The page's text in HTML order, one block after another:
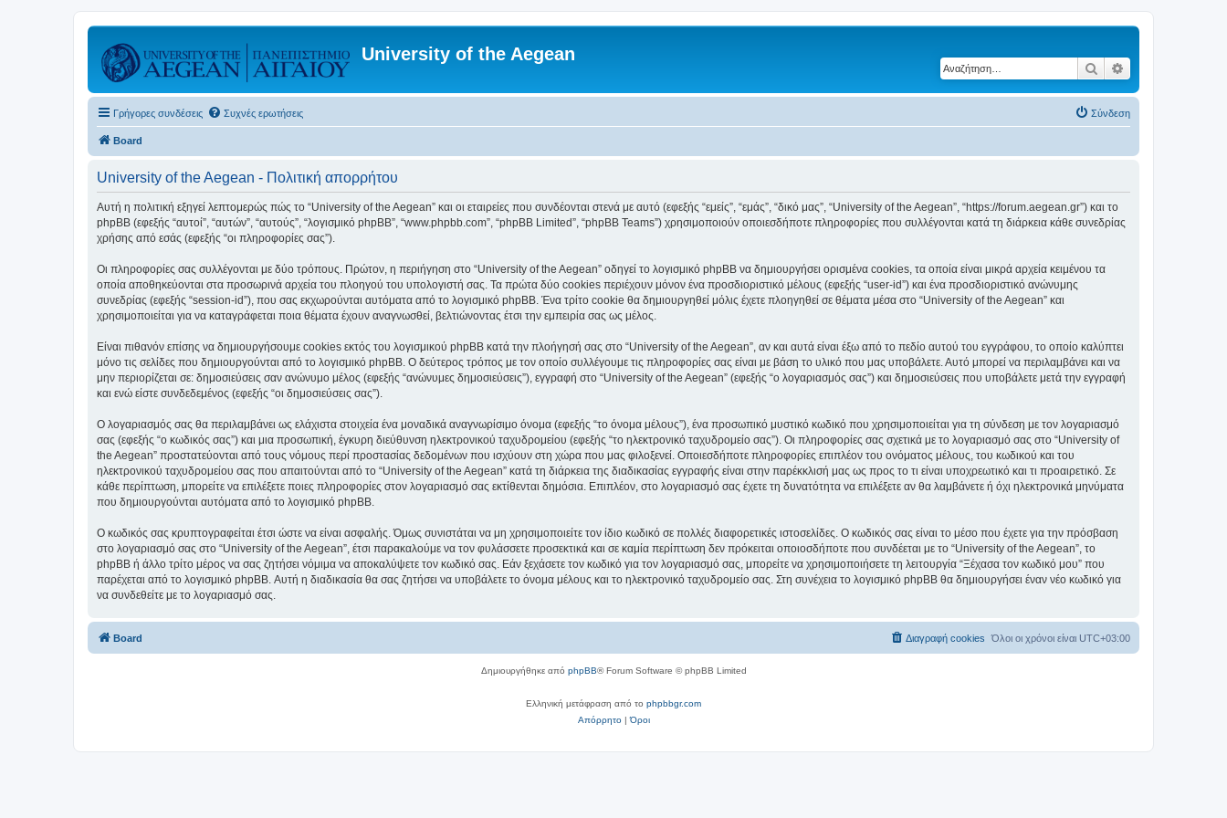
University of the Aegean
Αναζήτηση
Γρήγορες συνδέσεις Συχνές ερωτήσεις Σύνδεση
Board
University of the Aegean - Πολιτική απορρήτου
Αυτή η πολιτική εξηγεί λεπτομερώς πώς το “University of the Aegean” και οι εταιρείες που συνδέονται στενά με αυτό (εφεξής “εμείς”, “εμάς”, “δικό μας”, “University of the Aegean”, “https://forum.aegean.gr”) και το
phpBB (εφεξής “αυτοί”, “αυτών”, “αυτούς”, “λογισμικό phpBB”, “www.phpbb.com”, “phpBB Limited”, “phpBB Teams”) χρησιμοποιούν οποιεσδήποτε πληροφορίες που συλλέγονται κατά τη διάρκεια κάθε συνεδρίας
χρήσης από εσάς (εφεξής “οι πληροφορίες σας”).
Οι πληροφορίες σας συλλέγονται με δύο τρόπους. Πρώτον, η περιήγηση στο “University of the Aegean” οδηγεί το λογισμικό phpBB να δημιουργήσει ορισμένα cookies, τα οποία είναι μικρά αρχεία κειμένου τα
οποία αποθηκεύονται στα προσωρινά αρχεία του πλοηγού του υπολογιστή σας. Τα πρώτα δύο cookies περιέχουν μόνον ένα προσδιοριστικό μέλους (εφεξής “user-id”) και ένα προσδιοριστικό ανώνυμης
συνεδρίας (εφεξής “session-id”), που σας εκχωρούνται αυτόματα από το λογισμικό phpBB. Ένα τρίτο cookie θα δημιουργηθεί μόλις έχετε πλοηγηθεί σε θέματα μέσα στο “University of the Aegean” και
χρησιμοποιείται για να καταγράφεται ποια θέματα έχουν αναγνωσθεί, βελτιώνοντας έτσι την εμπειρία σας ως μέλος.
Είναι πιθανόν επίσης να δημιουργήσουμε cookies εκτός του λογισμικού phpBB κατά την πλοήγησή σας στο “University of the Aegean”, αν και αυτά είναι έξω από το πεδίο αυτού του εγγράφου, το οποίο καλύπτει
μόνο τις σελίδες που δημιουργούνται από το λογισμικό phpBB. Ο δεύτερος τρόπος με τον οποίο συλλέγουμε τις πληροφορίες σας είναι με βάση το υλικό που μας υποβάλετε. Αυτό μπορεί να περιλαμβάνει και να
μην περιορίζεται σε: δημοσιεύσεις σαν ανώνυμο μέλος (εφεξής “ανώνυμες δημοσιεύσεις”), εγγραφή στο “University of the Aegean” (εφεξής “ο λογαριασμός σας”) και δημοσιεύσεις που υποβάλετε μετά την εγγραφή
και ενώ είστε συνδεδεμένος (εφεξής “οι δημοσιεύσεις σας”).
Ο λογαριασμός σας θα περιλαμβάνει ως ελάχιστα στοιχεία ένα μοναδικά αναγνωρίσιμο όνομα (εφεξής “το όνομα μέλους”), ένα προσωπικό μυστικό κωδικό που χρησιμοποιείται για τη σύνδεση με τον λογαριασμό
σας (εφεξής “ο κωδικός σας”) και μια προσωπική, έγκυρη διεύθυνση ηλεκτρονικού ταχυδρομείου (εφεξής “το ηλεκτρονικό ταχυδρομείο σας”). Οι πληροφορίες σας σχετικά με το λογαριασμό σας στο “University of
the Aegean” προστατεύονται από τους νόμους περί προστασίας δεδομένων που ισχύουν στη χώρα που μας φιλοξενεί. Οποιεσδήποτε πληροφορίες επιπλέον του ονόματος μέλους, του κωδικού και του
ηλεκτρονικού ταχυδρομείου σας που απαιτούνται από το “University of the Aegean” κατά τη διάρκεια της διαδικασίας εγγραφής είναι στην παρέκκλισή μας ως προς το τι είναι υποχρεωτικό και τι προαιρετικό. Σε
κάθε περίπτωση, μπορείτε να επιλέξετε ποιες πληροφορίες στον λογαριασμό σας εκτίθενται δημόσια. Επιπλέον, στο λογαριασμό σας έχετε τη δυνατότητα να επιλέξετε αν θα λαμβάνετε ή όχι ηλεκτρονικά μηνύματα
που δημιουργούνται αυτόματα από το λογισμικό phpBB.
Ο κωδικός σας κρυπτογραφείται έτσι ώστε να είναι ασφαλής. Όμως συνιστάται να μη χρησιμοποιείτε τον ίδιο κωδικό σε πολλές διαφορετικές ιστοσελίδες. Ο κωδικός σας είναι το μέσο που έχετε για την πρόσβαση
στο λογαριασμό σας στο “University of the Aegean”, έτσι παρακαλούμε να τον φυλάσσετε προσεκτικά και σε καμία περίπτωση δεν πρόκειται οποιοσδήποτε που συνδέεται με το “University of the Aegean”, το
phpBB ή άλλο τρίτο μέρος να σας ζητήσει νόμιμα να αποκαλύψετε τον κωδικό σας. Εάν ξεχάσετε τον κωδικό για τον λογαριασμό σας, μπορείτε να χρησιμοποιήσετε τη λειτουργία “Ξέχασα τον κωδικό μου” που
παρέχεται από το λογισμικό phpBB. Αυτή η διαδικασία θα σας ζητήσει να υποβάλετε το όνομα μέλους και το ηλεκτρονικό ταχυδρομείο σας. Στη συνέχεια το λογισμικό phpBB θα δημιουργήσει έναν νέο κωδικό για
να συνδεθείτε με το λογαριασμό σας.
Board Όλοι οι χρόνοι είναι UTC+03:00
Διαγραφή cookies
Δημιουργήθηκε από phpBB® Forum Software © phpBB Limited
Ελληνική μετάφραση από το phpbbgr.com
Απόρρητο|Όροι